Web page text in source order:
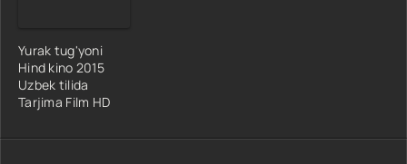
Yurak tug'yoni
Hind kino 2015
Uzbek tilida
Tarjima Film HD